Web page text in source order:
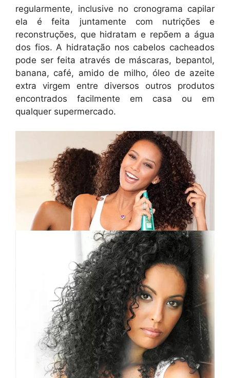
regularmente, inclusive no cronograma capilar
ela é feita juntamente com nutrições e
reconstruções, que hidratam e repõem a água
dos fios. A hidratação nos cabelos cacheados
pode ser feita através de máscaras, bepantol,
banana, café, amido de milho, óleo de azeite
extra virgem entre diversos outros produtos
encontrados facilmente em casa ou em
qualquer supermercado.